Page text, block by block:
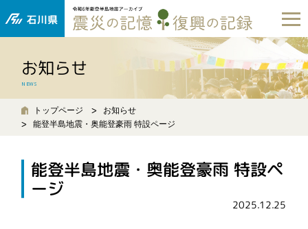
お知らせ
NEWS
トップページ
お知らせ
能登半島地震・奥能登豪雨 特設ページ
能登半島地震・奥能登豪雨 特設ペ
ージ
2025.12.25